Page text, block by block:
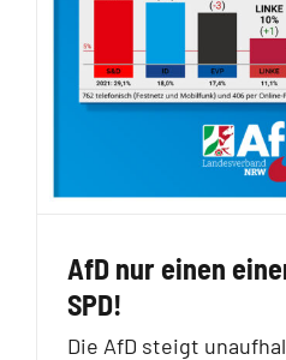
AfD nur einen
SPD!
Die AfD steigt